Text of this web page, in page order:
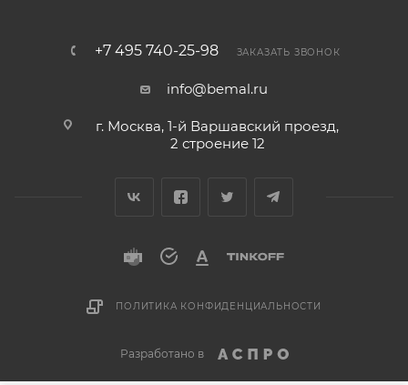
+7 495 740-25-98 ЗАКАЗАТЬ ЗВОНОК
info@bemal.ru
г. Москва, 1-й Варшавский проезд,
2 строение 12
ПОЛИТИКА КОНФИДЕНЦИАЛЬНОСТИ
Разработано в